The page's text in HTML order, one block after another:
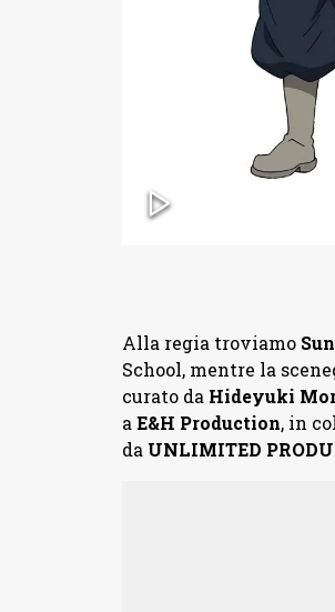
Alla regia troviamo
School, mentre la
curato da Hideyuki
a E&H Production, in
da UNLIMITED